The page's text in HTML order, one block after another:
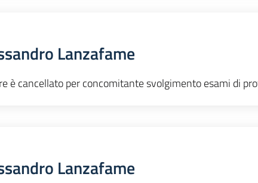
Lanzafame
è cancellato per concomitante svolgimento esami di
Lanzafame